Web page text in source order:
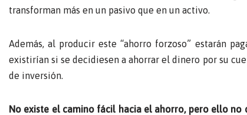
transforman más en un pasivo que en un activo.
Además, al producir este “ahorro forzoso” estarán
existirían si se decidiesen a ahorrar el dinero por su
de inversión.
No existe el camino fácil hacia el ahorro, pero ello no